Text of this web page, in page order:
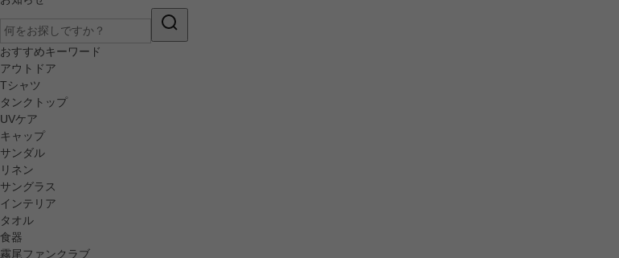
おすすめキーワード
アウトドア
Tシャツ
タンクトップ
UVケア
キャップ
サンダル
リネン
サングラス
インテリア
タオル
食器
霧尾ファンクラブ